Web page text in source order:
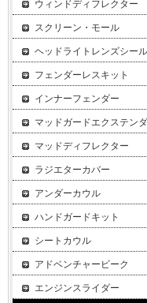
ウィンドディフレクター
スクリーン・モール
ヘッドライトレンズシー
フェンダーレスキット
インナーフェンダー
マッドガードエクステン
マッドディフレクター
ラジエターカバー
アンダーカウル
ハンドガードキット
シートカウル
アドベンチャービーク
エンジンスライダー